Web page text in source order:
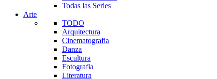
Todas las Series
Arte
TODO
Arquitectura
Cinematografia
Danza
Escultura
Fotografia
Literatura